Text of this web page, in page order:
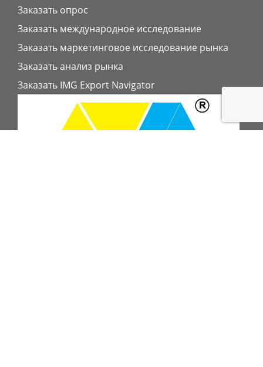
Заказать опрос
Заказать международное исследование
Заказать маркетинговое исследование рынка
Заказать анализ рынка
Заказать IMG Export Navigator